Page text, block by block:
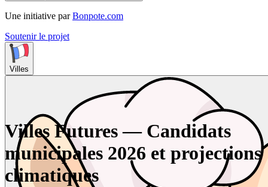
Une initiative par Bonpote.com
Soutenir le projet
Villes
Villes Futures — Candidats
municipales 2026 et projections
climatiques